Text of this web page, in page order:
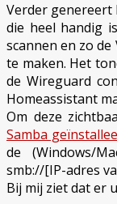
Verder genereert
die heel handig
scannen en zo
te maken. Het
de Wireguard
Homeassistant
Om deze
Samba
de (Windows/
smb://[IP-adres
Bij mij ziet dat er